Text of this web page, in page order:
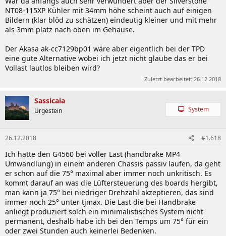
NT08-115XP Kühler mit 34mm höhe scheint auch auf einigen
Bildern (klar blöd zu schätzen) eindeutig kleiner und mit mehr
als 3mm platz nach oben im Gehäuse.
Der Akasa ak-cc7129bp01 wäre aber eigentlich bei der TPD
eine gute Alternative wobei ich jetzt nicht glaube das er bei
Vollast lautlos bleiben wird?
Zuletzt bearbeitet: 26.12.2018
Sassicaia
Urgestein System
26.12.2018 #1.618
Ich hatte den G4560 bei voller Last (handbrake MP4
Umwandlung) in einem anderen Chassis passiv laufen, da geht
er schon auf die 75° maximal aber immer noch unkritisch. Es
kommt darauf an was die Lüftersteuerung des boards hergibt,
man kann ja 75° bei niedriger Drehzahl akzeptieren, das sind
immer noch 25° unter tjmax. Die Last die bei Handbrake
anliegt produziert solch ein minimalistisches System nicht
permanent, deshalb habe ich bei den Temps um 75° für ein
oder zwei Stunden auch keinerlei Bedenken.